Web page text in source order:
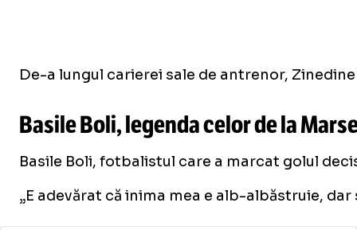
De-a lungul carierei sale de antrenor,
Basile Boli, legenda celor de la
Basile Boli, fotbalistul care a marcat golul
„E adevărat că inima mea e alb-albăstruie,